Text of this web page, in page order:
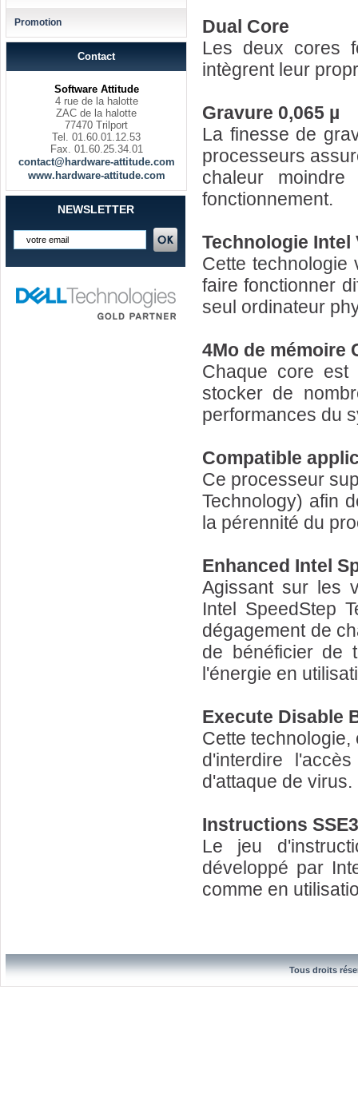
Promotion
Contact
Software Attitude
4 rue de la halotte
ZAC de la halotte
77470 Trilport
Tel. 01.60.01.12.53
Fax. 01.60.25.34.01
contact@hardware-attitude.com
www.hardware-attitude.com
NEWSLETTER
Dual Core
Les deux cores
intègrent leur
Gravure 0,065 µ
La finesse de
processeurs
chaleur
fonctionnement.
Technologie
Cette
faire fonctionner
seul ordinateur
4Mo de mémoire
Chaque core est
stocker de
performances du
Compatible
Ce processeur
Technology) afin
la pérennité du
Enhanced Intel
Agissant sur les
Intel SpeedStep
dégagement de
de bénéficier de
l'énergie en
Execute Disable
Cette
d'interdire
d'attaque de virus.
Instructions SSE3
Le jeu
développé par
comme en
Tous droits